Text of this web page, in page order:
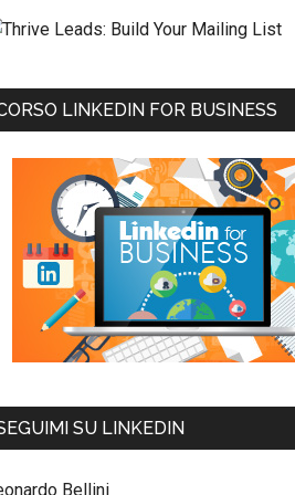
LINKEDIN FOR BUSINESS
SU LINKEDIN
Bellini